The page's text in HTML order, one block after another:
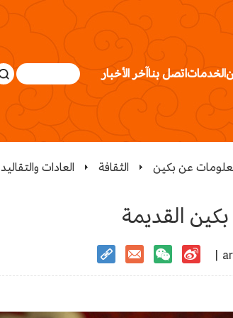
الخدماتاتصل بناآخر الأخبار
عن بكين الثقافة العادات والتقاليد
بكين القديمة